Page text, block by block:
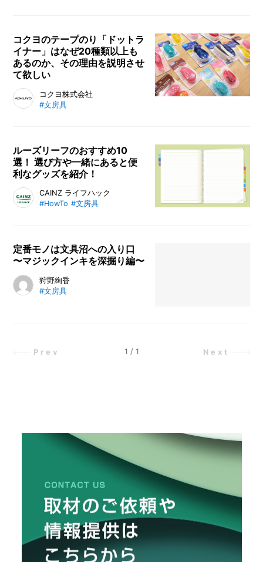
る文房具ファンを代表して、文房具
ライターのきだてたくさんが、開発
者に話を聞いてきました。プラスの
意図はいったい……？
コクヨのテープのり「ドットラ
イナー」はなぜ20種類以上も
あるのか、その理由を説明させ
て欲しい
キャンパスノートでおなじみのコク
ヨですが、実はノート以外にも「ナ
ィックのりでもない、「第３のの
り」ともいわれるテープのり。「ド
ットライナー」シリーズの多彩な魅
力をご紹介します。
コクヨ株式会社
#文房具
ルーズリーフのおすすめ10
選！ 選び方や一緒にあると便
利なグッズを紹介！
おすすめのルーズリーフ商品を厳選
してご紹介。サイズ、罫線の種類、
底解説。バインダーに挟んで使える
クリアポケットなどあると便利なお
すすめグッズまでお伝えします。
CAINZ ライフハック
#HowTo #文房具
定番モノは文具沼への入り口
〜マジックインキを深掘り編〜
「文具沼」という言葉を、ご存知で
すか？文具の魅力にハマって抜けら
た事務用品バイヤーの大瀬が、あな
狩野絢香
#文房具
Prev 1 / 1 Next